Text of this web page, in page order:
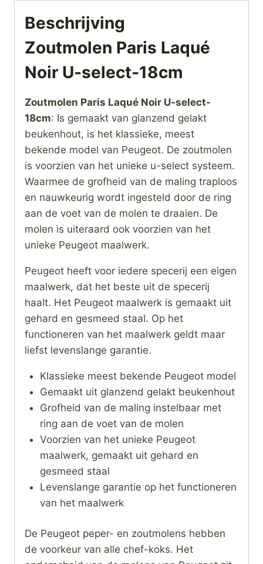
Beschrijving
Zoutmolen Paris Laqué
Noir U-select-18cm
Zoutmolen Paris Laqué Noir U-select-
18cm: Is gemaakt van glanzend gelakt
beukenhout, is het klassieke, meest
bekende model van Peugeot. De zoutmolen
is voorzien van het unieke u-select systeem.
Waarmee de grofheid van de maling traploos
en nauwkeurig wordt ingesteld door de ring
aan de voet van de molen te draaien. De
molen is uiteraard ook voorzien van het
unieke Peugeot maalwerk.
Peugeot heeft voor iedere specerij een eigen
maalwerk, dat het beste uit de specerij
haalt. Het Peugeot maalwerk is gemaakt uit
gehard en gesmeed staal. Op het
functioneren van het maalwerk geldt maar
liefst levenslange garantie.
Klassieke meest bekende Peugeot model
Gemaakt uit glanzend gelakt beukenhout
Grofheid van de maling instelbaar met
ring aan de voet van de molen
Voorzien van het unieke Peugeot
maalwerk, gemaakt uit gehard en
gesmeed staal
Levenslange garantie op het functioneren
van het maalwerk
De Peugeot peper- en zoutmolens hebben
de voorkeur van alle chef-koks. Het